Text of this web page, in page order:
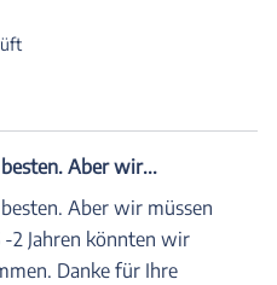
Aber wir...
Aber wir müssen
-2 Jahren könnten wir
Danke für Ihre